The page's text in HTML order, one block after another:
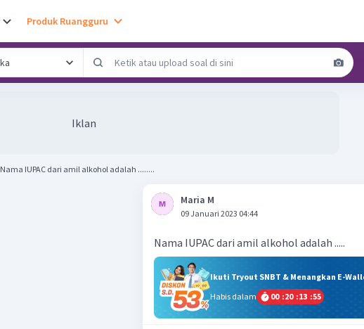
Produk Ruangguru
Iklan
Nama IUPAC dari amil alkohol adalah ........
Maria M
09 Januari 2023 04:44
Nama IUPAC dari amil alkohol adalah .....
Ikuti Tryout SNBT & Menangkan E-
Habis dalam
00 :20 :13 :54